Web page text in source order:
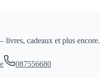
cadeaux et plus encore.
087556680